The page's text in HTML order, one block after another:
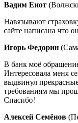
Вадим Енот
Навязывают
сайте написана что
Игорь Федорин
В банк моё
Интересовала меня
выдвинул
требованиям мы
Спасибо!
Алексей Семёнов